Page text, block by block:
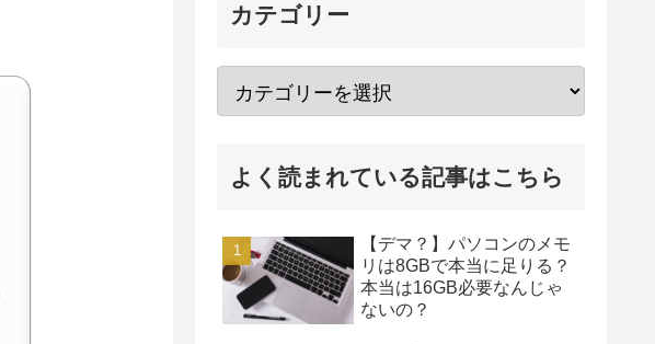
カテゴリー
よく読まれている記事はこちら
【デマ？】パソコンのメモ
リは8GBで本当に足りる？
本当は16GB必要なんじゃ
ないの？